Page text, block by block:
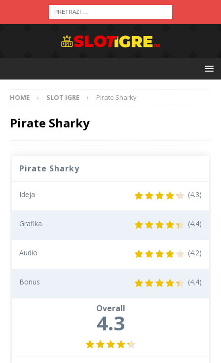
HOME SLOT IGRE Pirate Sharky
Pirate Sharky
Pirate Sharky
Ideja (4.3)
Grafika (4.4)
Audio (4.2)
Bonus (4.4)
Overall
4.3